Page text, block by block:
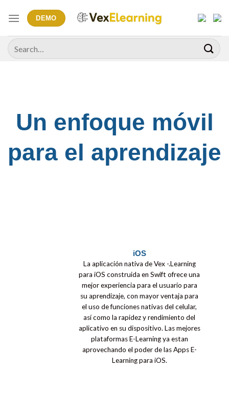
DEMO
Search
for:
Un enfoque móvil
para el aprendizaje
iOS
La aplicación nativa de Vex -.Learning
para iOS construida en Swift ofrece una
mejor experiencia para el usuario para
su aprendizaje, con mayor ventaja para
el uso de funciones nativas del celular,
así como la rapidez y rendimiento del
aplicativo en su dispositivo. Las mejores
plataformas E-Learning ya estan
aprovechando el poder de las Apps E-
Learning para iOS.